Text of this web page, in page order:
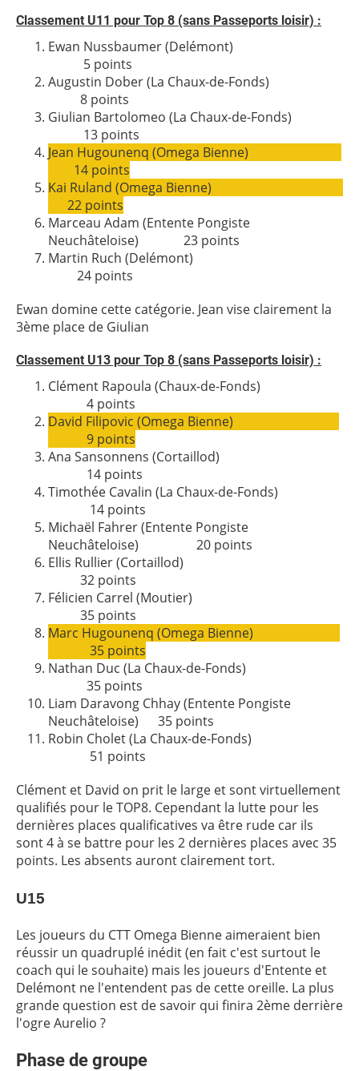
Classement U11 pour Top 8 (sans Passeports loisir) :
Ewan Nussbaumer (Delémont)
5 points
Augustin Dober(La Chaux-de-Fonds)
8 points
Giulian Bartolomeo (La Chaux-de-Fonds)
13 points
Jean Hugounenq (Omega Bienne)
14 points
Kai Ruland (Omega Bienne)
22 points
Marceau Adam (Entente Pongiste
Neuchâteloise) 23 points
Martin Ruch (Delémont)
24 points
Ewan domine cette catégorie. Jean vise clairement la
3ème place de Giulian
Classement U13 pour Top 8 (sans Passeports loisir) :
Clément Rapoula (Chaux-de-Fonds)
4 points
David Filipovic (Omega Bienne)
9 points
Ana Sansonnens (Cortaillod)
14 points
Timothée Cavalin (La Chaux-de-Fonds)
14 points
Michaël Fahrer (Entente Pongiste
Neuchâteloise) 20 points
Ellis Rullier (Cortaillod)
32 points
Félicien Carrel (Moutier)
35 points
Marc Hugounenq (Omega Bienne)
35 points
Nathan Duc (La Chaux-de-Fonds)
35 points
Liam Daravong Chhay(Entente Pongiste
Neuchâteloise) 35 points
Robin Cholet(La Chaux-de-Fonds)
51 points
Clément et David on prit le large et sont virtuellement
qualifiés pour le TOP8. Cependant la lutte pour les
dernières places qualificatives va être rude car ils
sont 4 à se battre pour les 2 dernières places avec 35
points. Les absents auront clairement tort.
U15
Les joueurs du CTT Omega Bienne aimeraient bien
réussir un quadruplé inédit (en fait c'est surtout le
coach qui le souhaite) mais les joueurs d'Entente et
Delémont ne l'entendent pas de cette oreille. La plus
grande question est de savoir qui finira 2ème derrière
l'ogre Aurelio ?
Phase de groupe